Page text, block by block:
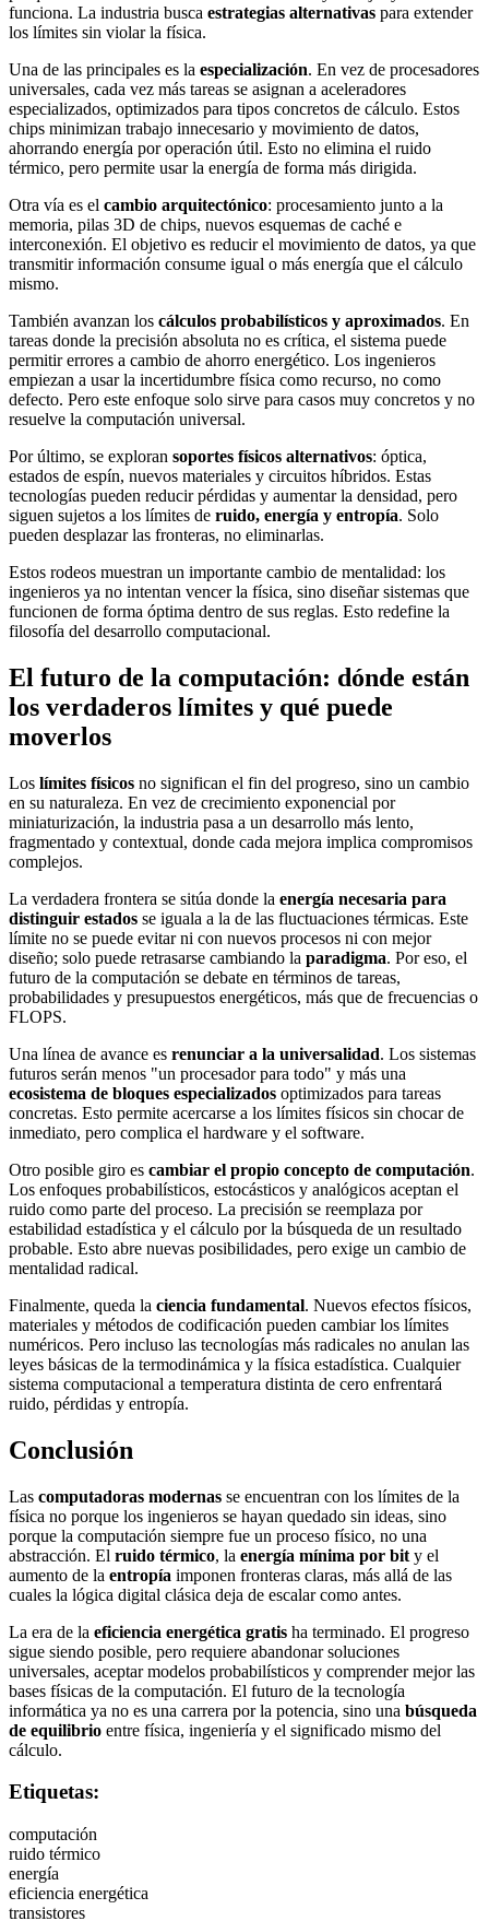
funciona. La industria busca estrategias alternativas para extender
los límites sin violar la física.
Una de las principales es la especialización. En vez de procesadores
universales, cada vez más tareas se asignan a aceleradores
especializados, optimizados para tipos concretos de cálculo. Estos
chips minimizan trabajo innecesario y movimiento de datos,
ahorrando energía por operación útil. Esto no elimina el ruido
térmico, pero permite usar la energía de forma más dirigida.
Otra vía es el cambio arquitectónico: procesamiento junto a la
memoria, pilas 3D de chips, nuevos esquemas de caché e
interconexión. El objetivo es reducir el movimiento de datos, ya que
transmitir información consume igual o más energía que el cálculo
mismo.
También avanzan los cálculos probabilísticos y aproximados. En
tareas donde la precisión absoluta no es crítica, el sistema puede
permitir errores a cambio de ahorro energético. Los ingenieros
empiezan a usar la incertidumbre física como recurso, no como
defecto. Pero este enfoque solo sirve para casos muy concretos y no
resuelve la computación universal.
Por último, se exploran soportes físicos alternativos: óptica,
estados de espín, nuevos materiales y circuitos híbridos. Estas
tecnologías pueden reducir pérdidas y aumentar la densidad, pero
siguen sujetos a los límites de ruido, energía y entropía. Solo
pueden desplazar las fronteras, no eliminarlas.
Estos rodeos muestran un importante cambio de mentalidad: los
ingenieros ya no intentan vencer la física, sino diseñar sistemas que
funcionen de forma óptima dentro de sus reglas. Esto redefine la
filosofía del desarrollo computacional.
El futuro de la computación: dónde están
los verdaderos límites y qué puede
moverlos
Los límites físicos no significan el fin del progreso, sino un cambio
en su naturaleza. En vez de crecimiento exponencial por
miniaturización, la industria pasa a un desarrollo más lento,
fragmentado y contextual, donde cada mejora implica compromisos
complejos.
La verdadera frontera se sitúa donde la energía necesaria para
distinguir estados se iguala a la de las fluctuaciones térmicas. Este
límite no se puede evitar ni con nuevos procesos ni con mejor
diseño; solo puede retrasarse cambiando la paradigma. Por eso, el
futuro de la computación se debate en términos de tareas,
probabilidades y presupuestos energéticos, más que de frecuencias o
FLOPS.
Una línea de avance es renunciar a la universalidad. Los sistemas
futuros serán menos "un procesador para todo" y más una
ecosistema de bloques especializados optimizados para tareas
concretas. Esto permite acercarse a los límites físicos sin chocar de
inmediato, pero complica el hardware y el software.
Otro posible giro es cambiar el propio concepto de computación.
Los enfoques probabilísticos, estocásticos y analógicos aceptan el
ruido como parte del proceso. La precisión se reemplaza por
estabilidad estadística y el cálculo por la búsqueda de un resultado
probable. Esto abre nuevas posibilidades, pero exige un cambio de
mentalidad radical.
Finalmente, queda la ciencia fundamental. Nuevos efectos físicos,
materiales y métodos de codificación pueden cambiar los límites
numéricos. Pero incluso las tecnologías más radicales no anulan las
leyes básicas de la termodinámica y la física estadística. Cualquier
sistema computacional a temperatura distinta de cero enfrentará
ruido, pérdidas y entropía.
Conclusión
Las computadoras modernas se encuentran con los límites de la
física no porque los ingenieros se hayan quedado sin ideas, sino
porque la computación siempre fue un proceso físico, no una
abstracción. El ruido térmico, la energía mínima por bit y el
aumento de la entropía imponen fronteras claras, más allá de las
cuales la lógica digital clásica deja de escalar como antes.
La era de la eficiencia energética gratis ha terminado. El progreso
sigue siendo posible, pero requiere abandonar soluciones
universales, aceptar modelos probabilísticos y comprender mejor las
bases físicas de la computación. El futuro de la tecnología
informática ya no es una carrera por la potencia, sino una búsqueda
de equilibrio entre física, ingeniería y el significado mismo del
cálculo.
Etiquetas:
computación
ruido térmico
energía
eficiencia energética
transistores